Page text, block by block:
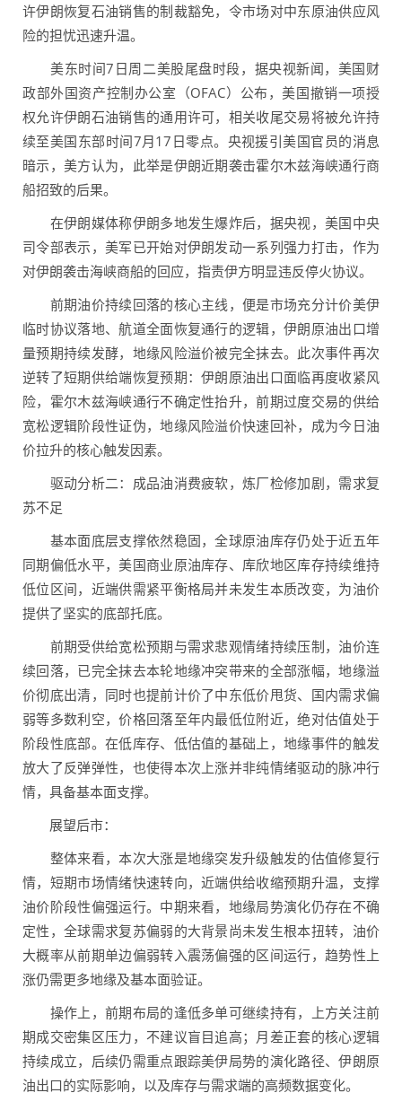
许伊朗恢复石油销售的制裁豁免，令市场对中东原油供应风
险的担忧迅速升温。
美东时间7日周二美股尾盘时段，据央视新闻，美国财
政部外国资产控制办公室（OFAC）公布，美国撤销一项授
权允许伊朗石油销售的通用许可，相关收尾交易将被允许持
续至美国东部时间7月17日零点。央视援引美国官员的消息
暗示，美方认为，此举是伊朗近期袭击霍尔木兹海峡通行商
船招致的后果。
在伊朗媒体称伊朗多地发生爆炸后，据央视，美国中央
司令部表示，美军已开始对伊朗发动一系列强力打击，作为
对伊朗袭击海峡商船的回应，指责伊方明显违反停火协议。
前期油价持续回落的核心主线，便是市场充分计价美伊
临时协议落地、航道全面恢复通行的逻辑，伊朗原油出口增
量预期持续发酵，地缘风险溢价被完全抹去。此次事件再次
逆转了短期供给端恢复预期：伊朗原油出口面临再度收紧风
险，霍尔木兹海峡通行不确定性抬升，前期过度交易的供给
宽松逻辑阶段性证伪，地缘风险溢价快速回补，成为今日油
价拉升的核心触发因素。
驱动分析二：成品油消费疲软，炼厂检修加剧，需求复
苏不足
基本面底层支撑依然稳固，全球原油库存仍处于近五年
同期偏低水平，美国商业原油库存、库欣地区库存持续维持
低位区间，近端供需紧平衡格局并未发生本质改变，为油价
提供了坚实的底部托底。
前期受供给宽松预期与需求悲观情绪持续压制，油价连
续回落，已完全抹去本轮地缘冲突带来的全部涨幅，地缘溢
价彻底出清，同时也提前计价了中东低价甩货、国内需求偏
弱等多数利空，价格回落至年内最低位附近，绝对估值处于
阶段性底部。在低库存、低估值的基础上，地缘事件的触发
放大了反弹弹性，也使得本次上涨并非纯情绪驱动的脉冲行
情，具备基本面支撑。
展望后市：
整体来看，本次大涨是地缘突发升级触发的估值修复行
情，短期市场情绪快速转向，近端供给收缩预期升温，支撑
油价阶段性偏强运行。中期来看，地缘局势演化仍存在不确
定性，全球需求复苏偏弱的大背景尚未发生根本扭转，油价
大概率从前期单边偏弱转入震荡偏强的区间运行，趋势性上
涨仍需更多地缘及基本面验证。
操作上，前期布局的逢低多单可继续持有，上方关注前
期成交密集区压力，不建议盲目追高；月差正套的核心逻辑
持续成立，后续仍需重点跟踪美伊局势的演化路径、伊朗原
油出口的实际影响，以及库存与需求端的高频数据变化。